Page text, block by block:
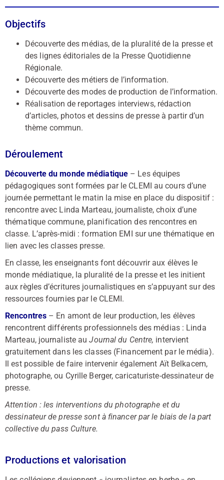
Objectifs
Découverte des médias, de la pluralité de la presse et
des lignes éditoriales de la Presse Quotidienne
Régionale.
Découverte des métiers de l’information.
Découverte des modes de production de l’information.
Réalisation de reportages interviews, rédaction
d’articles, photos et dessins de presse à partir d’un
thème commun.
Déroulement
Découverte du monde médiatique – Les équipes
pédagogiques sont formées par le CLEMI au cours d’une
journée permettant le matin la mise en place du dispositif :
rencontre avec Linda Marteau, journaliste, choix d’une
thématique commune, planification des rencontres en
classe. L’après-midi : formation EMI sur une thématique en
lien avec les classes presse.
En classe, les enseignants font découvrir aux élèves le
monde médiatique, la pluralité de la presse et les initient
aux règles d’écritures journalistiques en s’appuyant sur des
ressources fournies par le CLEMI.
Rencontres – En amont de leur production, les élèves
rencontrent différents professionnels des médias : Linda
Marteau, journaliste auJournal du Centre, intervient
gratuitement dans les classes (Financement par le média).
Il est possible de faire intervenir également Aït Belkacem,
photographe, ou Cyrille Berger, caricaturiste-dessinateur de
presse.
Attention : les interventions du photographe et du
dessinateur de presse sont à financer par le biais de la part
collective du pass Culture.
Productions et valorisation